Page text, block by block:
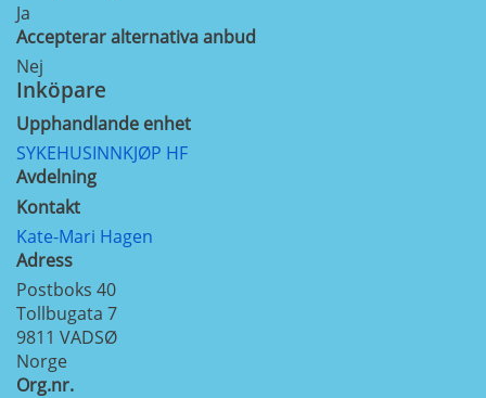
Ja
Accepterar alternativa anbud
Nej
Inköpare
Upphandlande enhet
SYKEHUSINNKJØP HF
Avdelning
Kontakt
Kate-Mari Hagen
Adress
Postboks 40
Tollbugata 7
9811 VADSØ
Norge
Org.nr.